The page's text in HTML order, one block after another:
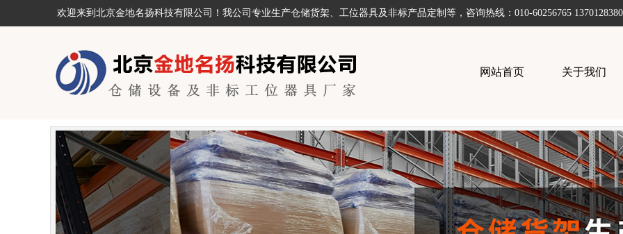
欢迎来到北京金地名扬科技有限公司！我公司专业生产仓储货架、工位器具及非标产品定制等，咨询热线：010-60256765
网站首页 关于我们